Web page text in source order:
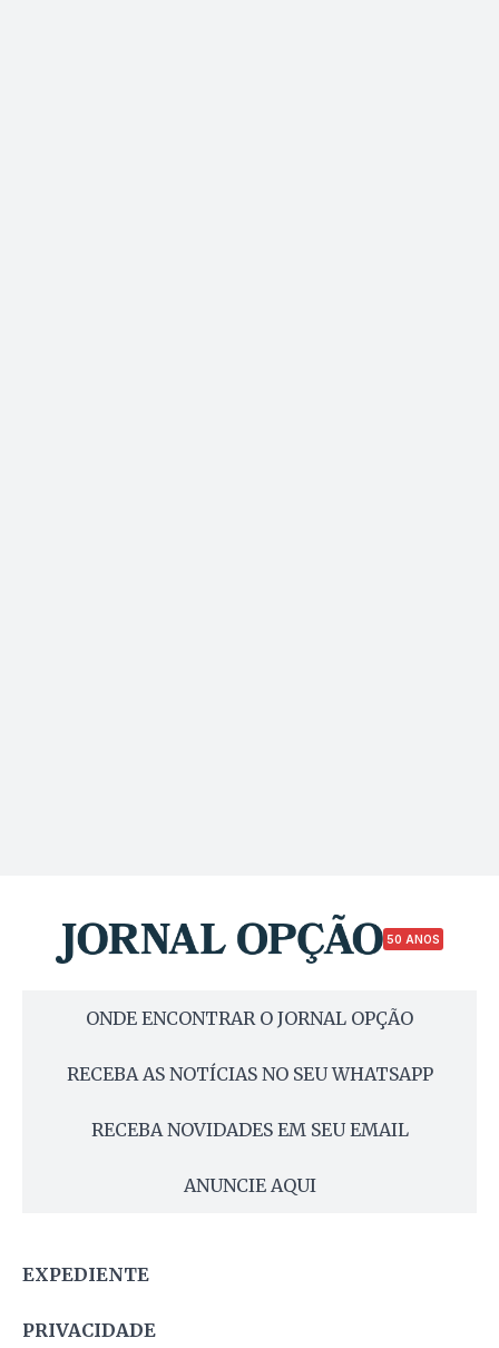
50 ANOS
ONDE ENCONTRAR O JORNAL OPÇÃO
RECEBA AS NOTÍCIAS NO SEU WHATSAPP
RECEBA NOVIDADES EM SEU EMAIL
ANUNCIE AQUI
EXPEDIENTE
PRIVACIDADE